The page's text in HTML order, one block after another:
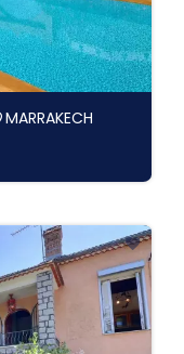
MARRAKECH